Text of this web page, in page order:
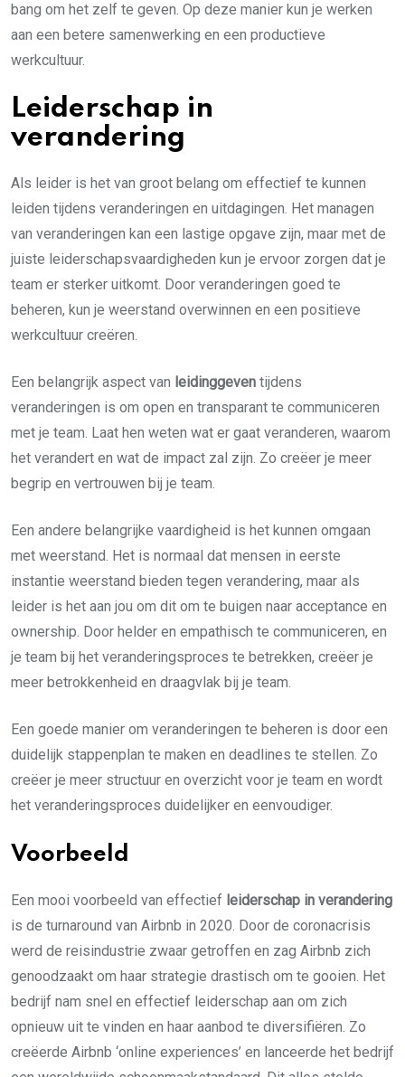
bang om het zelf te geven. Op deze manier kun je werken
aan een betere samenwerking en een productieve
werkcultuur.
Leiderschap in
verandering
Als leider is het van groot belang om effectief te kunnen
leiden tijdens veranderingen en uitdagingen. Het managen
van veranderingen kan een lastige opgave zijn, maar met de
juiste leiderschapsvaardigheden kun je ervoor zorgen dat je
team er sterker uitkomt. Door veranderingen goed te
beheren, kun je weerstand overwinnen en een positieve
werkcultuur creëren.
Een belangrijk aspect van leidinggeven tijdens
veranderingen is om open en transparant te communiceren
met je team. Laat hen weten wat er gaat veranderen, waarom
het verandert en wat de impact zal zijn. Zo creëer je meer
begrip en vertrouwen bij je team.
Een andere belangrijke vaardigheid is het kunnen omgaan
met weerstand. Het is normaal dat mensen in eerste
instantie weerstand bieden tegen verandering, maar als
leider is het aan jou om dit om te buigen naar acceptance en
ownership. Door helder en empathisch te communiceren, en
je team bij het veranderingsproces te betrekken, creëer je
meer betrokkenheid en draagvlak bij je team.
Een goede manier om veranderingen te beheren is door een
duidelijk stappenplan te maken en deadlines te stellen. Zo
creëer je meer structuur en overzicht voor je team en wordt
het veranderingsproces duidelijker en eenvoudiger.
Voorbeeld
Een mooi voorbeeld van effectief leiderschap in verandering
is de turnaround van Airbnb in 2020. Door de coronacrisis
werd de reisindustrie zwaar getroffen en zag Airbnb zich
genoodzaakt om haar strategie drastisch om te gooien. Het
bedrijf nam snel en effectief leiderschap aan om zich
opnieuw uit te vinden en haar aanbod te diversifiëren. Zo
creëerde Airbnb ‘online experiences’ en lanceerde het bedrijf